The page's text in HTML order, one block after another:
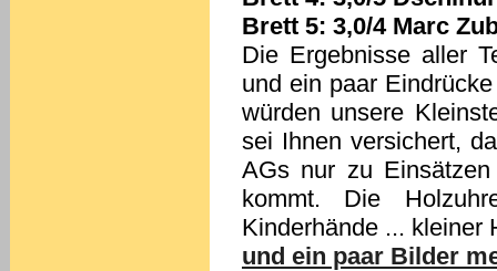
Brett 5: 3,0/4 Marc
Die Ergebnisse aller
und ein paar
würden unsere
sei Ihnen versichert,
AGs nur zu
kommt. Die
Kinderhände ... kleiner
und ein paar Bilder